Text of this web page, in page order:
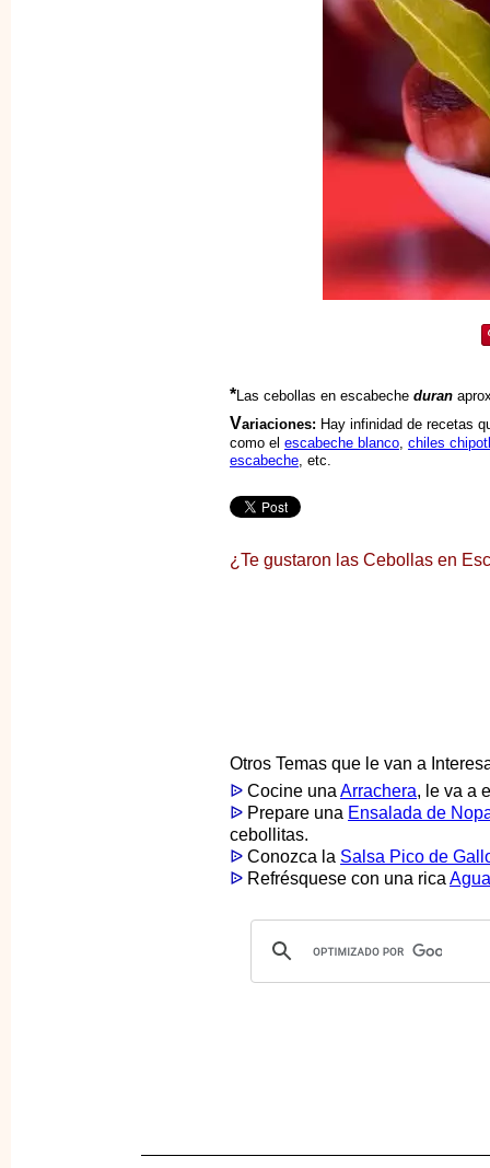
* Las cebollas en escabeche duran
Variaciones: Hay infinidad de recetas
como el escabeche blanco, chiles
escabeche, etc.
¿Te gustaron las Cebollas en
Otros Temas que le van a
ᐉ Cocine una Arrachera, le va a
ᐉ Prepare una Ensalada de
cebollitas.
ᐉ Conozca la Salsa Pico de
ᐉ Refrésquese con una rica